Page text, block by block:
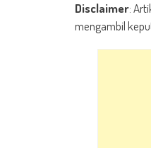
Disclaimer:
mengambil